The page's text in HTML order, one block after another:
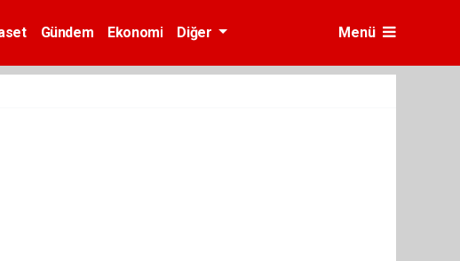
Gündem Ekonomi Diğer Menü